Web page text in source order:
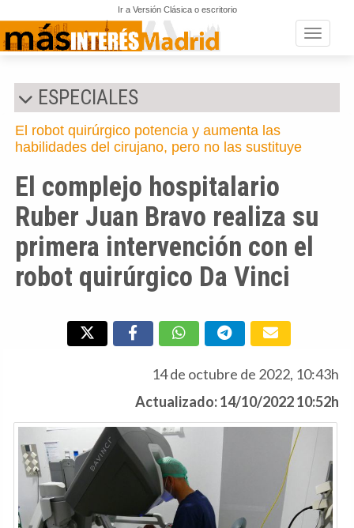
Ir a Versión Clásica o escritorio
Toggle
ESPECIALES
El robot quirúrgico potencia y aumenta las
habilidades del cirujano, pero no las sustituye
El complejo hospitalario
Ruber Juan Bravo realiza su
primera intervención con el
robot quirúrgico Da Vinci
14 de octubre de 2022, 10:43h
Actualizado: 14/10/2022 10:52h